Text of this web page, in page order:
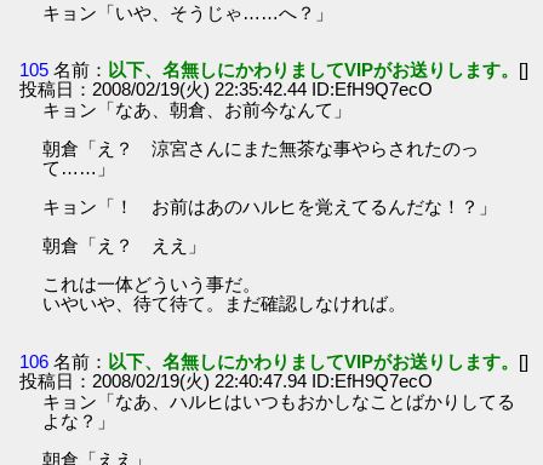
キョン「いや、そうじゃ……へ？」
105 名前： 以下、名無しにかわりましてVIPがお送りします。 []
投稿日：2008/02/19(火) 22:35:42.44 ID:EfH9Q7ecO
キョン「なあ、朝倉、お前今なんて」
朝倉「え？ 涼宮さんにまた無茶な事やらされたのっ
て……」
キョン「！ お前はあのハルヒを覚えてるんだな！？」
朝倉「え？ ええ」
これは一体どういう事だ。
いやいや、待て待て。まだ確認しなければ。
106 名前： 以下、名無しにかわりましてVIPがお送りします。 []
投稿日：2008/02/19(火) 22:40:47.94 ID:EfH9Q7ecO
キョン「なあ、ハルヒはいつもおかしなことばかりしてる
よな？」
朝倉「ええ」